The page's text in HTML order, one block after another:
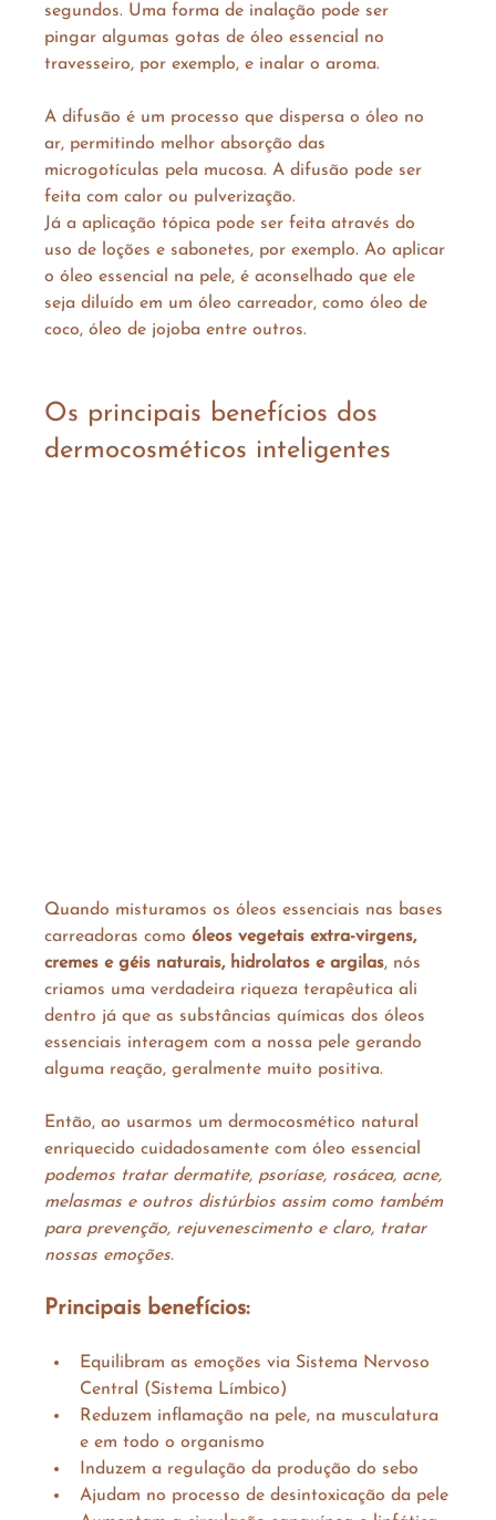
segundos. Uma forma de inalação pode ser
pingar algumas gotas de óleo essencial no
travesseiro, por exemplo, e inalar o aroma.
A difusão é um processo que dispersa o óleo no
ar, permitindo melhor absorção das
microgotículas pela mucosa. A difusão pode ser
feita com calor ou pulverização.
Já a aplicação tópica pode ser feita através do
uso de loções e sabonetes, por exemplo. Ao aplicar
o óleo essencial na pele, é aconselhado que ele
seja diluído em um óleo carreador, como óleo de
coco, óleo de jojoba entre outros.
Os principais benefícios dos
dermocosméticos inteligentes
Quando misturamos os óleos essenciais nas bases
carreadoras como óleos vegetais extra-virgens,
cremes e géis naturais, hidrolatos e argilas, nós
criamos uma verdadeira riqueza terapêutica ali
dentro já que as substâncias químicas dos óleos
essenciais interagem com a nossa pele gerando
alguma reação, geralmente muito positiva.
Então, ao usarmos um dermocosmético natural
enriquecido cuidadosamente com óleo essencial
podemos tratar dermatite, psoríase, rosácea, acne,
melasmas e outros distúrbios assim como também
para prevenção, rejuvenescimento e claro, tratar
nossas emoções.
Principais benefícios:
Equilibram as emoções via Sistema Nervoso
Central (Sistema Límbico)
Reduzem inflamação na pele, na musculatura
e em todo o organismo
Induzem a regulação da produção do sebo
Ajudam no processo de desintoxicação da pele